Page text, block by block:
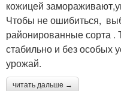
кожицей
Чтобы не ошибиться,
районированные сорта .
стабильно и без особых
урожай.
читать дальше →